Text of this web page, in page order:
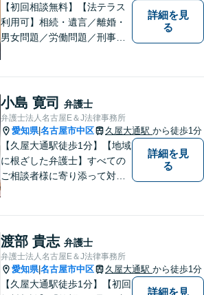
【初回相談無料】【法テラス
利用可】相続・遺言／離婚・
男女問題／労働問題／刑事事
ご提供。小さなお困り事でも
構いません【夜間・休日面
談】【完全個室】【今池駅3
分】
詳細を見
る
小島 寛司 弁護士
弁護士法人名古屋E＆J法律事務所
愛知県|名古屋市中区 久屋大通駅 から徒歩1分
【久屋大通駅徒歩1分】【地域
に根ざした弁護士】すべての
ご相談者様に寄り添って対応
ルに対応可能。【明確な料金
体系】当事務所は信頼と安心
をモットーに業務に取り組ん
でいます。
詳細を見
る
渡部 貴志 弁護士
弁護士法人名古屋E＆J法律事務所
愛知県|名古屋市中区 久屋大通駅 から徒歩1分
【久屋大通駅徒歩1分】【初回
詳細を見